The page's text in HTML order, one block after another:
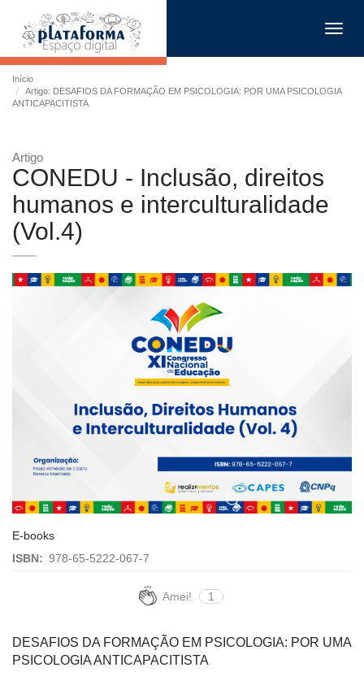
Início
Artigo: DESAFIOS DA FORMAÇÃO EM PSICOLOGIA: POR UMA PSICOLOGIA
ANTICAPACITISTA
Artigo
CONEDU - Inclusão, direitos
humanos e interculturalidade
(Vol.4)
E-books
ISBN: 978-65-5222-067-7
Amei! 1
DESAFIOS DA FORMAÇÃO EM PSICOLOGIA: POR UMA
PSICOLOGIA ANTICAPACITISTA